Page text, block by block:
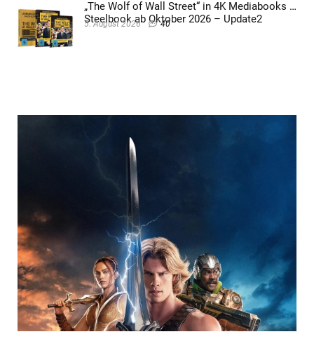
„The Wolf of Wall Street“ in 4K Mediabooks &
Steelbook ab Oktober 2026 – Update2
5. August 2026 40